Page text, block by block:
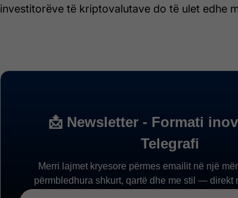
investitorëve të kriptovalutave do të ulet edhe